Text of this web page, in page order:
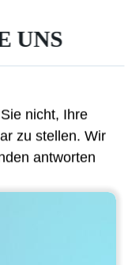
UNS
nicht, Ihre
zu stellen. Wir
antworten